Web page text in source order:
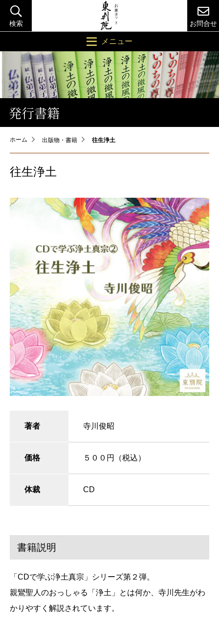
検索 お問合せ
メニュー
発行書籍
ホーム 出版物・書籍 往生浄土
往生浄土
著者 寺川俊昭
価格 ５００円（税込）
体裁 CD
書籍説明
「CDで学ぶ浄土真宗」シリーズ第２弾。
親鸞聖人のおっしゃる「浄土」とは何か、寺川先生がわ
かりやすく解説されています。